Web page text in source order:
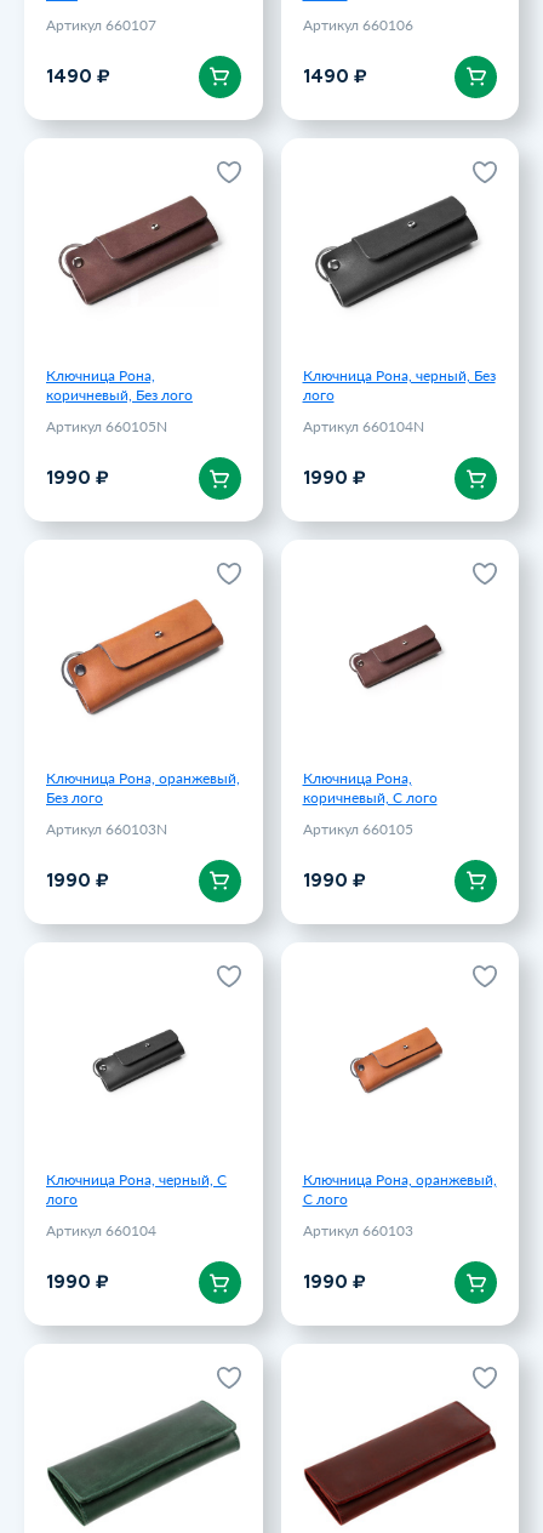
Артикул 660107
1490 ₽В корзину
Артикул 660106
1490 ₽В корзину
Ключница Рона,
коричневый, Без лого
Артикул 660105N
1990 ₽
Ключница Рона,
коричневый, Без лого
Артикул 660105N
1990 ₽
В корзину
Ключница Рона, черный, Без
лого
Артикул 660104N
1990 ₽
Ключница Рона, черный, Без
лого
Артикул 660104N
1990 ₽
В корзину
Ключница Рона, оранжевый,
Без лого
Артикул 660103N
1990 ₽
Ключница Рона, оранжевый,
Без лого
Артикул 660103N
1990 ₽
В корзину
Ключница Рона,
коричневый, С лого
Артикул 660105
1990 ₽
Ключница Рона,
коричневый, С лого
Артикул 660105
1990 ₽
В корзину
Ключница Рона, черный, С
лого
Артикул 660104
1990 ₽
Ключница Рона, черный, С
лого
Артикул 660104
1990 ₽
В корзину
Ключница Рона, оранжевый,
С лого
Артикул 660103
1990 ₽
Ключница Рона, оранжевый,
С лого
Артикул 660103
1990 ₽
В корзину
Ключница inStream, зеленая
Артикул 15549.90
2196 ₽
Ключница inStream, красная
Артикул 15549.50
2196 ₽